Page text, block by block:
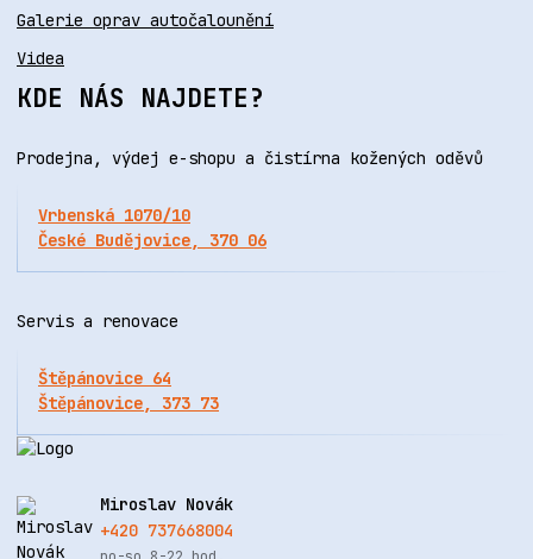
Galerie oprav autočalounění
Videa
KDE NÁS NAJDETE?
Prodejna, výdej e-shopu a čistírna kožených oděvů
Vrbenská 1070/10
České Budějovice, 370 06
Servis a renovace
Štěpánovice 64
Štěpánovice, 373 73
Miroslav Novák
+420 737668004